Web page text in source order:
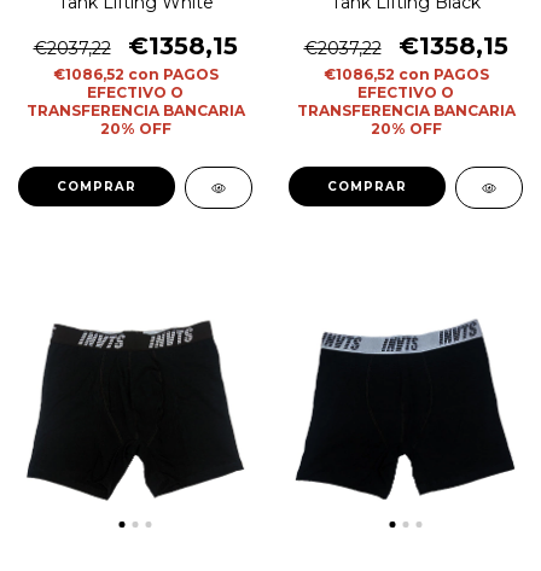
€2037,22 €1358,15
€1086,52 con PAGOS
EFECTIVO O
TRANSFERENCIA BANCARIA
20% OFF
COMPRAR
€2037,22 €1358,15
€1086,52 con PAGOS
EFECTIVO O
TRANSFERENCIA BANCARIA
20% OFF
COMPRAR